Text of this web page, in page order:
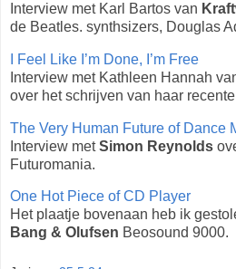
Interview met Karl Bartos van
de Beatles. synthsizers, Douglas
I Feel Like I’m Done, I’m Free
Interview met Kathleen Hannah
over het schrijven van haar
The Very Human Future of Dance
Interview metSimon Reynolds
Futuromania.
One Hot Piece of CD Player
Het plaatje bovenaan heb ik
Bang & Olufsen Beosound 9000.